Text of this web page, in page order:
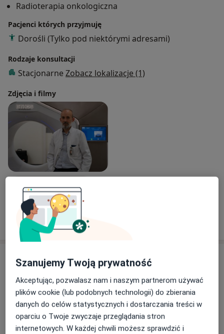
Radioterapia onkologiczna
Pacjenci których przyjmuję
Dorośli (Tylko pod niektórymi adresami)
Rodzaje konsultacji
Stacjonarne Zobacz lokalizacje (1)
Zdjęcia i filmy
Zobacz galerię (1)
Pokaż więcej
Usługi i ceny
Konsultacja onkologiczna
Od 250 zł Szczegóły
Badanie skóry (dermatoskopia)
250 zł Szczegóły
Szanujemy Twoją prywatność
Akceptując, pozwalasz nam i naszym partnerom używać
plików cookie (lub podobnych technologii) do zbierania
danych do celów statystycznych i dostarczania treści w
oparciu o Twoje zwyczaje przeglądania stron
internetowych. W każdej chwili możesz sprawdzić i